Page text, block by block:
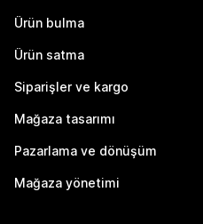
Ürün bulma
Ürün satma
Siparişler ve kargo
Mağaza tasarımı
Pazarlama ve dönüşüm
Mağaza yönetimi